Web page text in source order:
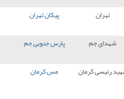
2 - 0 پارس جنوبی جم
0 - 1 سایپا
0 - 1 پارس جنوبی جم